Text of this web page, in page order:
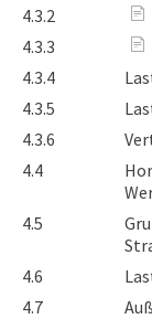
4.3.2
4.3.3
4.3.4
4.3.5
4.3.6
4.4
4.5
4.6
4.7